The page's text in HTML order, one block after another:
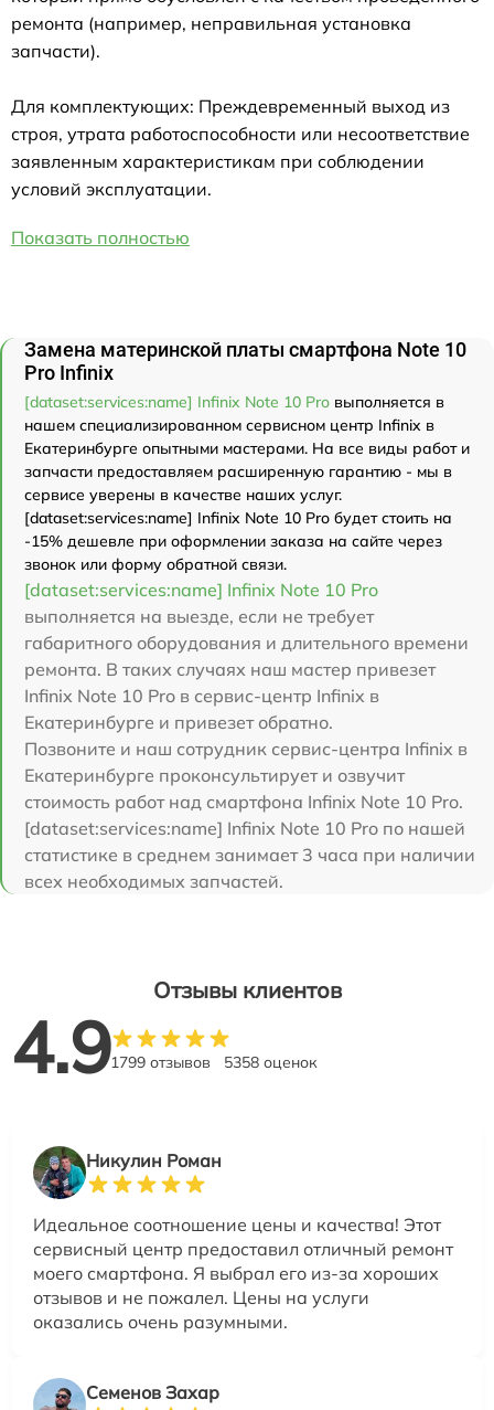
ремонта (например, неправильная установка
запчасти).
Для комплектующих: Преждевременный выход из
строя, утрата работоспособности или несоответствие
заявленным характеристикам при соблюдении
условий эксплуатации.
Показать полностью
Замена материнской платы смартфона Note 10
Pro Infinix
[dataset:services:name] Infinix Note 10 Pro выполняется в
нашем специализированном сервисном центр Infinix в
Екатеринбурге опытными мастерами. На все виды работ и
запчасти предоставляем расширенную гарантию - мы в
сервисе уверены в качестве наших услуг.
[dataset:services:name] Infinix Note 10 Pro будет стоить на
-15% дешевле при оформлении заказа на сайте через
звонок или форму обратной связи.
[dataset:services:name] Infinix Note 10 Pro
выполняется на выезде, если не требует
габаритного оборудования и длительного времени
ремонта. В таких случаях наш мастер привезет
Infinix Note 10 Pro в сервис-центр Infinix в
Екатеринбурге и привезет обратно.
Позвоните и наш сотрудник сервис-центра Infinix в
Екатеринбурге проконсультирует и озвучит
стоимость работ над смартфона Infinix Note 10 Pro.
[dataset:services:name] Infinix Note 10 Pro по нашей
статистике в среднем занимает 3 часа при наличии
всех необходимых запчастей.
Отзывы клиентов
4.91799 отзывов 5358 оценок
Никулин Роман
Идеальное соотношение цены и качества! Этот
сервисный центр предоставил отличный ремонт
моего смартфона. Я выбрал его из-за хороших
отзывов и не пожалел. Цены на услуги
оказались очень разумными.
Семенов Захар